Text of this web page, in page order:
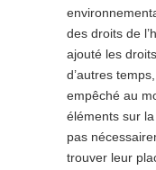
des droits de
ajouté les
d’autres
empêché au
éléments sur
pas
trouver leur